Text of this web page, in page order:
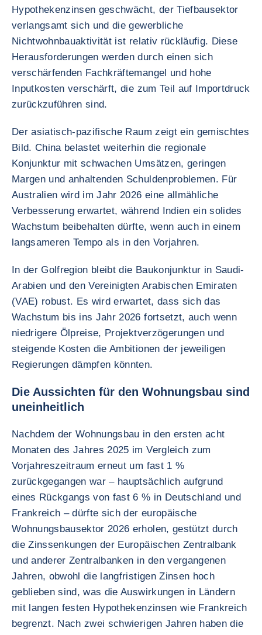
Hypothekenzinsen geschwächt, der Tiefbausektor
verlangsamt sich und die gewerbliche
Nichtwohnbauaktivität ist relativ rückläufig. Diese
Herausforderungen werden durch einen sich
verschärfenden Fachkräftemangel und hohe
Inputkosten verschärft, die zum Teil auf Importdruck
zurückzuführen sind.
Der asiatisch-pazifische Raum zeigt ein gemischtes
Bild. China belastet weiterhin die regionale
Konjunktur mit schwachen Umsätzen, geringen
Margen und anhaltenden Schuldenproblemen. Für
Australien wird im Jahr 2026 eine allmähliche
Verbesserung erwartet, während Indien ein solides
Wachstum beibehalten dürfte, wenn auch in einem
langsameren Tempo als in den Vorjahren.
In der Golfregion bleibt die Baukonjunktur in Saudi-
Arabien und den Vereinigten Arabischen Emiraten
(VAE) robust. Es wird erwartet, dass sich das
Wachstum bis ins Jahr 2026 fortsetzt, auch wenn
niedrigere Ölpreise, Projektverzögerungen und
steigende Kosten die Ambitionen der jeweiligen
Regierungen dämpfen könnten.
Die Aussichten für den Wohnungsbau sind
uneinheitlich
Nachdem der Wohnungsbau in den ersten acht
Monaten des Jahres 2025 im Vergleich zum
Vorjahreszeitraum erneut um fast 1 %
zurückgegangen war – hauptsächlich aufgrund
eines Rückgangs von fast 6 % in Deutschland und
Frankreich – dürfte sich der europäische
Wohnungsbausektor 2026 erholen, gestützt durch
die Zinssenkungen der Europäischen Zentralbank
und anderer Zentralbanken in den vergangenen
Jahren, obwohl die langfristigen Zinsen hoch
geblieben sind, was die Auswirkungen in Ländern
mit langen festen Hypothekenzinsen wie Frankreich
begrenzt. Nach zwei schwierigen Jahren haben die